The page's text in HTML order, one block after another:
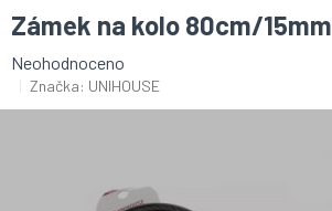
Zámek na kolo 80cm/15mm
Průměrné
hodnocení
Neohodnoceno
Značka: UNIHOUSE